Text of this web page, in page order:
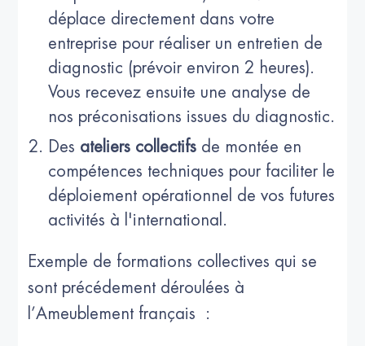
déplace directement dans votre
entreprise pour réaliser un entretien de
diagnostic (prévoir environ 2 heures).
Vous recevez ensuite une analyse de
nos préconisations issues du diagnostic.
Des ateliers collectifs de montée en
compétences techniques pour faciliter le
déploiement opérationnel de vos futures
activités à l'international.
Exemple de formations collectives qui se
sont précédement déroulées à
l’Ameublement français :